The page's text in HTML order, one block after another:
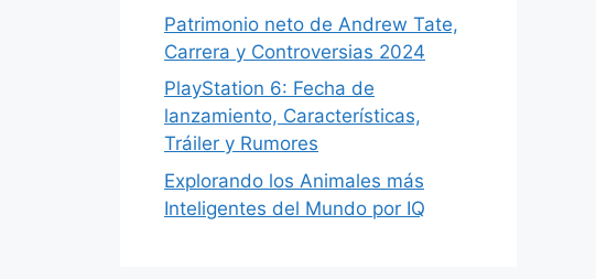
Patrimonio neto de Andrew Tate,
Carrera y Controversias 2024
PlayStation 6: Fecha de
lanzamiento, Características,
Tráiler y Rumores
Explorando los Animales más
Inteligentes del Mundo por IQ